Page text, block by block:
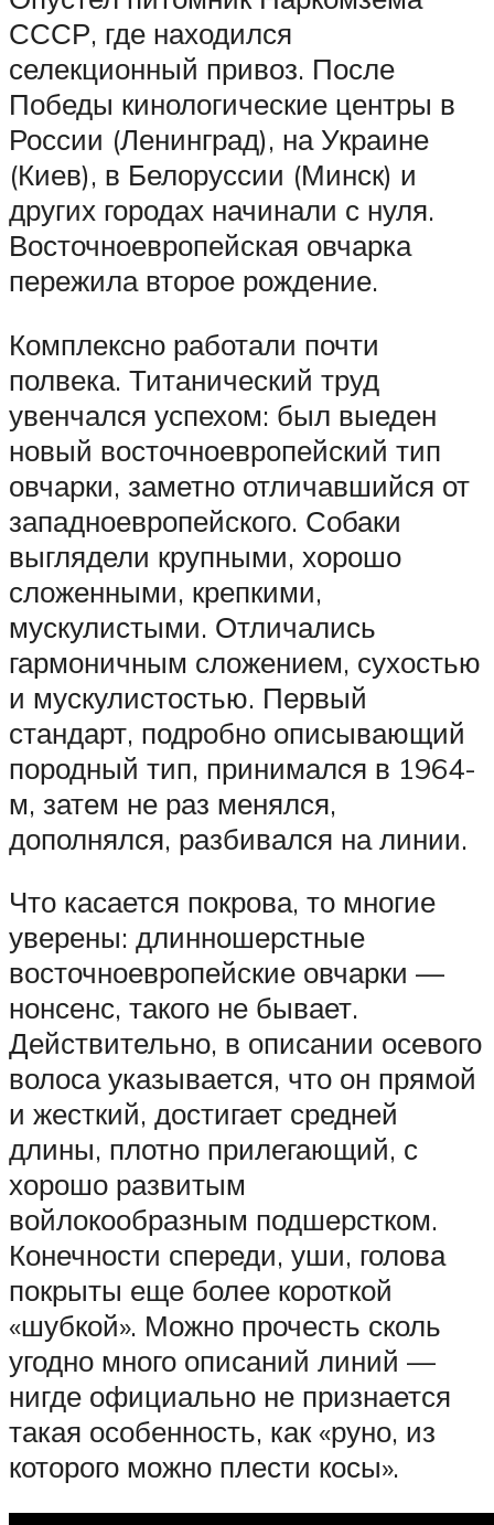
СССР, где находился
селекционный привоз. После
Победы кинологические центры в
России (Ленинград), на Украине
(Киев), в Белоруссии (Минск) и
других городах начинали с нуля.
Восточноевропейская овчарка
пережила второе рождение.
Комплексно работали почти
полвека. Титанический труд
увенчался успехом: был выеден
новый восточноевропейский тип
овчарки, заметно отличавшийся от
западноевропейского. Собаки
выглядели крупными, хорошо
сложенными, крепкими,
мускулистыми. Отличались
гармоничным сложением, сухостью
и мускулистостью. Первый
стандарт, подробно описывающий
породный тип, принимался в 1964-
м, затем не раз менялся,
дополнялся, разбивался на линии.
Что касается покрова, то многие
уверены: длинношерстные
восточноевропейские овчарки —
нонсенс, такого не бывает.
Действительно, в описании осевого
волоса указывается, что он прямой
и жесткий, достигает средней
длины, плотно прилегающий, с
хорошо развитым
войлокообразным подшерстком.
Конечности спереди, уши, голова
покрыты еще более короткой
«шубкой». Можно прочесть сколь
угодно много описаний линий —
нигде официально не признается
такая особенность, как «руно, из
которого можно плести косы».